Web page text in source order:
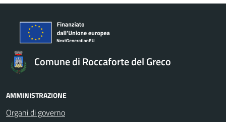
Comune di Roccaforte del Greco
AMMINISTRAZIONE
Organi di governo